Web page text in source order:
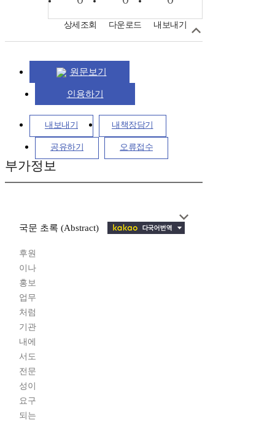
상세조회 다운로드 내보내기
원문보기
인용하기
내보내기 내책장담기
공유하기 오류접수
부가정보
국문 초록 (Abstract)
후원
이나
홍보
업무
처럼
기관
내에
서도
전문
성이
요구
되는